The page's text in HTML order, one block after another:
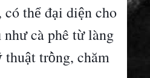
cóthể đại diện cho
nhưcàphê từlàng
thuật trồng, chăm